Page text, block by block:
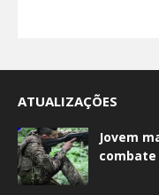
ATUALIZAÇÕES
Jovem
combate